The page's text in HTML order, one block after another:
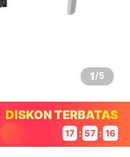
1/5
DISKON TERBATAS
17 : 57 : 16